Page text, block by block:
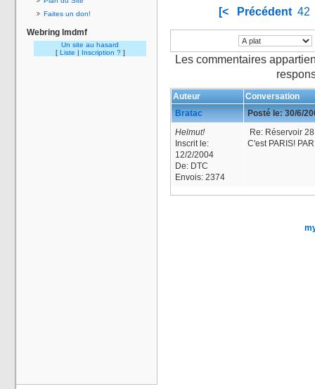
Faites un don!
Webring lmdmf
Un site au hasard
[ Liste | Inscription ? ]
[< Précédent 42
Les commentaires
Auteur
Conversation
Bratac
Posté le: 30/6/
Helmut!
Inscrit le:
12/2/2004
De: DTC
Envois: 2374
Re: Réservoir
C'est PARIS!